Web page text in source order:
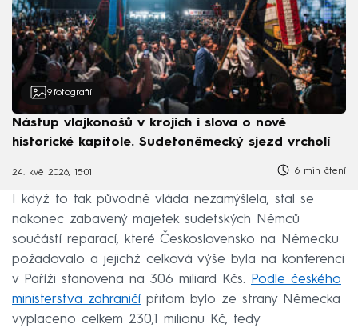
9 fotografií
Nástup vlajkonošů v krojích i slova o nové
historické kapitole. Sudetoněmecký sjezd vrcholí
24. kvě 2026, 15:01 6 min čtení
I když to tak původně vláda nezamýšlela, stal se
nakonec zabavený majetek sudetských Němců
součástí reparací, které Československo na Německu
požadovalo a jejichž celková výše byla na konferenci
v Paříži stanovena na 306 miliard Kčs. Podle českého
ministerstva zahraničí přitom bylo ze strany Německa
vyplaceno celkem 230,1 milionu Kč, tedy